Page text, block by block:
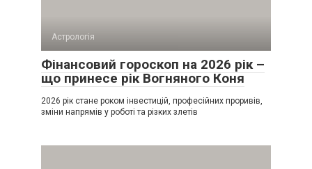
Астрологія
Фінансовий гороскоп на 2026 рік –
що принесе рік Вогняного Коня
2026 рік стане роком інвестицій, професійних проривів,
зміни напрямів у роботі та різких злетів